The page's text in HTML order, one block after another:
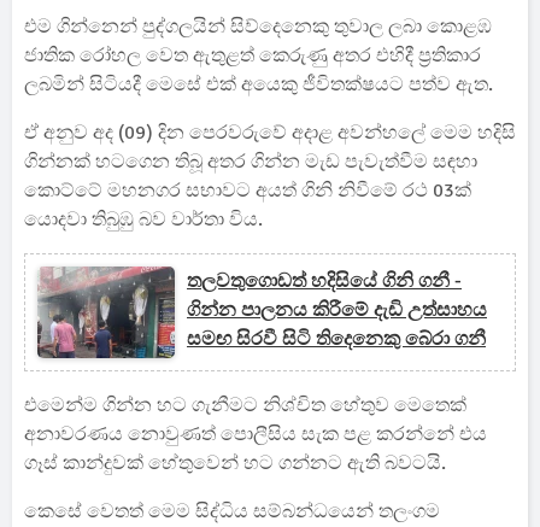
එම ගින්නෙන් පුද්ගලයින් සිව්දෙනෙකු තුවාල ලබා කොළඹ
ජාතික රෝහල වෙත ඇතුළත් කෙරුණු අතර එහිදී ප්‍රතිකාර
ලබමින් සිටියදී මෙසේ එක් අයෙකු ජීවිතක්ෂයට පත්ව ඇත.
ඒ අනුව අද (09) දින පෙරවරුවේ අදාළ අවන්හලේ මෙම හදිසි
ගින්නක් හටගෙන තිබූ අතර ගින්න මැඩ පැවැත්වීම සඳහා
කොට්ටේ මහනගර සභාවට අයත් ගිනි නිවීමේ රථ 03ක්
යොදවා තිබුඹු බව වාර්තා විය.
තලවතුගොඩත් හදිසියේ ගිනි ගනී -
ගින්න පාලනය කිරීමේ දැඩි උත්සාහය
සමඟ සිරවී සිටි තිදෙනෙකු බේරා ගනී
එමෙන්ම ගින්න හට ගැනීමට නිශ්චිත හේතුව මෙතෙක්
අනාවරණය නොවුණත් පොලීසිය සැක පළ කරන්නේ එය
ගෑස් කාන්දුවක් හේතුවෙන් හට ගන්නට ඇති බවටයි.
කෙසේ වෙතත් මෙම සිද්ධිය සම්බන්ධයෙන් තලංගම